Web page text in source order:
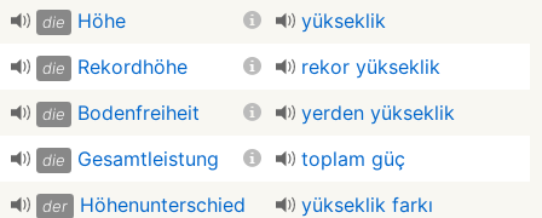
die Höhe yükseklik
die Rekordhöhe rekor yükseklik
die Bodenfreiheit yerden yükseklik
die Gesamtleistung toplam güç
der Höhenunterschied yükseklik farkı